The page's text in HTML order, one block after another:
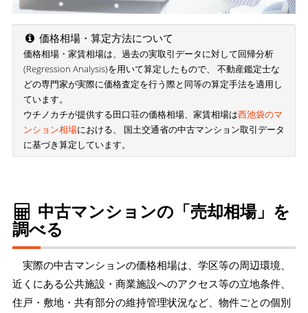
価格相場・算定方法について
価格相場・家賃相場は、過去の実取引データに対して回帰分析
(Regression Analysis)を用いて算定したもので、 不動産鑑定士な
どの専門家が実際に価格査定を行う際と同等の算定手法を適用し
ています。
ウチノカチが提供する田口荘の価格相場、家賃相場は西池袋のマ
ンション相場における、 国土交通省の中古マンション取引データ
に基づき算定しています。
中古マンションの「売却相場」を
調べる
実際の中古マンションの価格相場は、学区等の周辺環境、
近くにある公共施設・商業施設へのアクセス等の立地条件、
住戸・敷地・共有部分の維持管理状況など、物件ごとの個別